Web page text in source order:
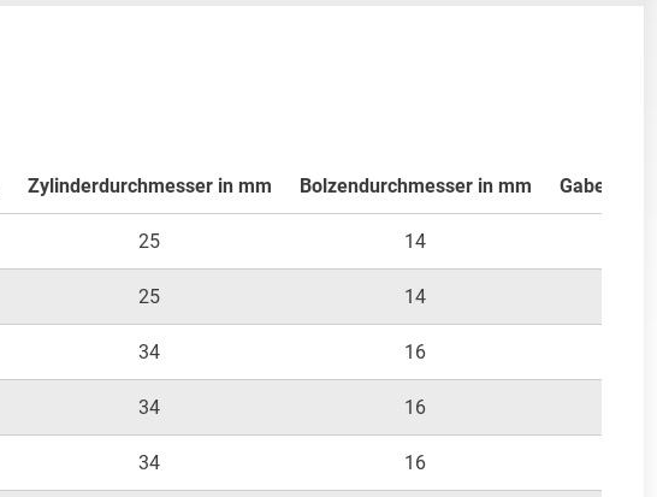
Zylinderdurchmesser in mm Bolzendurchmesser in mm
25 14
25 14
34 16
34 16
34 16